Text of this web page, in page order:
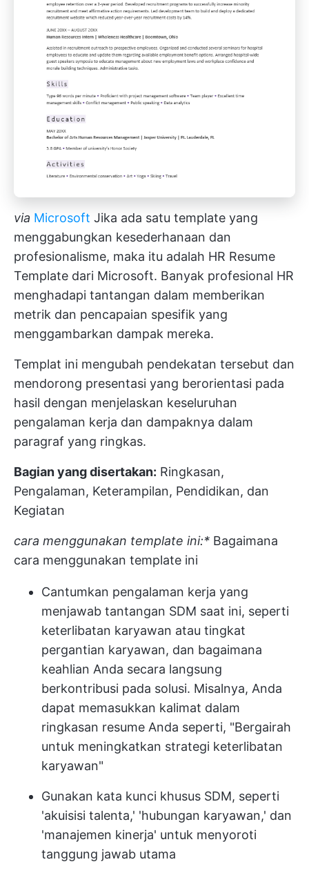
via Microsoft Jika ada satu template yang
menggabungkan kesederhanaan dan
profesionalisme, maka itu adalah HR Resume
Template dari Microsoft. Banyak profesional HR
menghadapi tantangan dalam memberikan
metrik dan pencapaian spesifik yang
menggambarkan dampak mereka.
Templat ini mengubah pendekatan tersebut dan
mendorong presentasi yang berorientasi pada
hasil dengan menjelaskan keseluruhan
pengalaman kerja dan dampaknya dalam
paragraf yang ringkas.
Bagian yang disertakan: Ringkasan,
Pengalaman, Keterampilan, Pendidikan, dan
Kegiatan
cara menggunakan template ini:* Bagaimana
cara menggunakan template ini
Cantumkan pengalaman kerja yang
menjawab tantangan SDM saat ini, seperti
keterlibatan karyawan atau tingkat
pergantian karyawan, dan bagaimana
keahlian Anda secara langsung
berkontribusi pada solusi. Misalnya, Anda
dapat memasukkan kalimat dalam
ringkasan resume Anda seperti, "Bergairah
untuk meningkatkan strategi keterlibatan
karyawan"
Gunakan kata kunci khusus SDM, seperti
'akuisisi talenta,' 'hubungan karyawan,' dan
'manajemen kinerja' untuk menyoroti
tanggung jawab utama